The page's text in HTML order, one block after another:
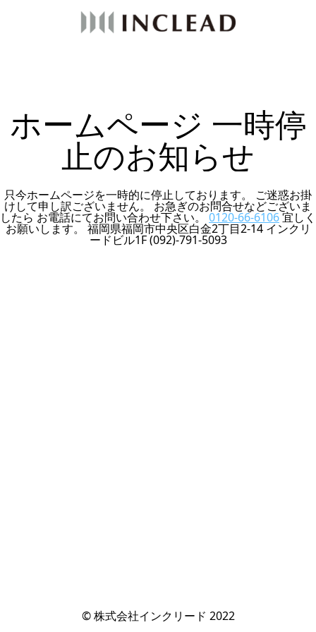
ホームページ 一時停
止のお知らせ
只今ホームページを一時的に停止しております。 ご迷惑お掛
けして申し訳ございません。 お急ぎのお問合せなどございま
したら お電話にてお問い合わせ下さい。0120-66-6106宜しく
お願いします。 福岡県福岡市中央区白金2丁目2-14 インクリ
ードビル1F (092)-791-5093
© 株式会社インクリード 2022